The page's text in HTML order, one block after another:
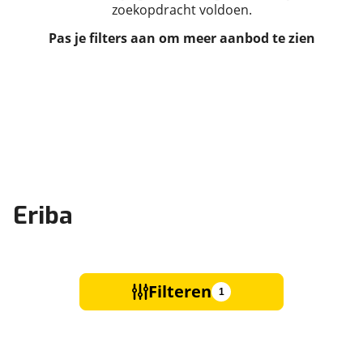
zoekopdracht voldoen.
Pas je filters aan om meer aanbod te zien
Eriba
Filteren 1